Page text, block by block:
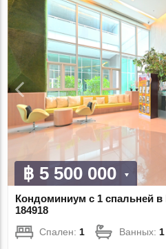
฿ 5 500 000
Кондоминиум с 1 спальней
184918
Спален:1 Ванных:1